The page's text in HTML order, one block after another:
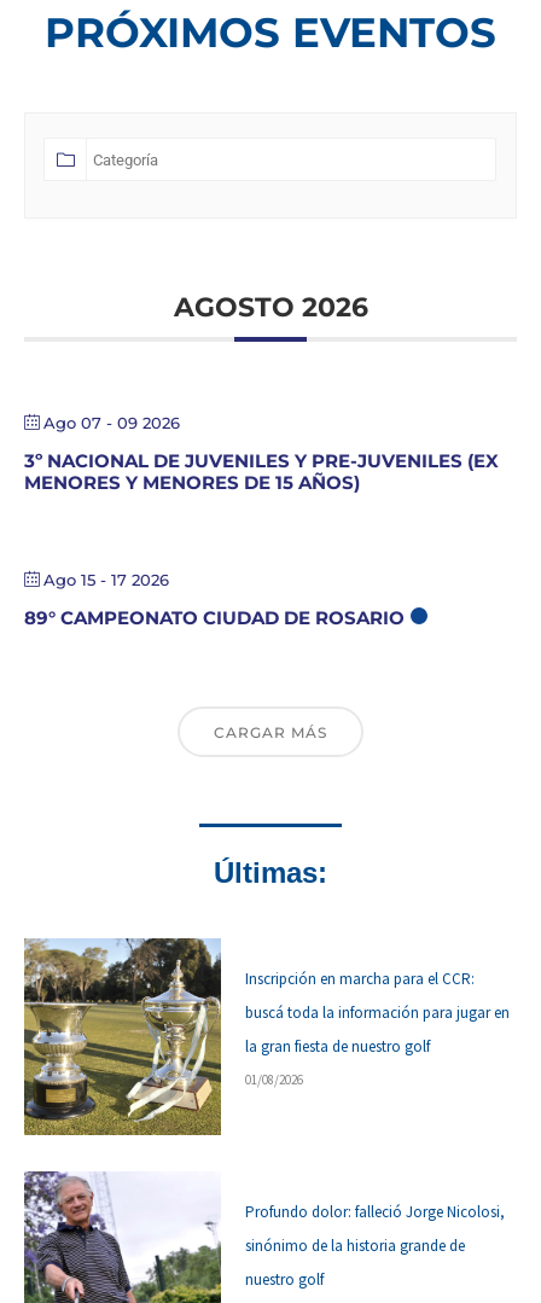
PRÓXIMOS EVENTOS
AGOSTO 2026
Ago 07 - 09 2026
3º NACIONAL DE JUVENILES Y PRE-JUVENILES (EX
MENORES Y MENORES DE 15 AÑOS)
Ago 15 - 17 2026
89° CAMPEONATO CIUDAD DE ROSARIO
CARGAR MÁS
Últimas:
Inscripción en marcha para el CCR:
buscá toda la información para jugar en
la gran fiesta de nuestro golf
01/08/2026
Profundo dolor: falleció Jorge Nicolosi,
sinónimo de la historia grande de
nuestro golf